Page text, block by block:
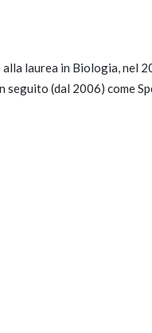
laurea in Biologia, nel
seguito (dal 2006) come